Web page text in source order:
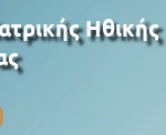
Ηθικής